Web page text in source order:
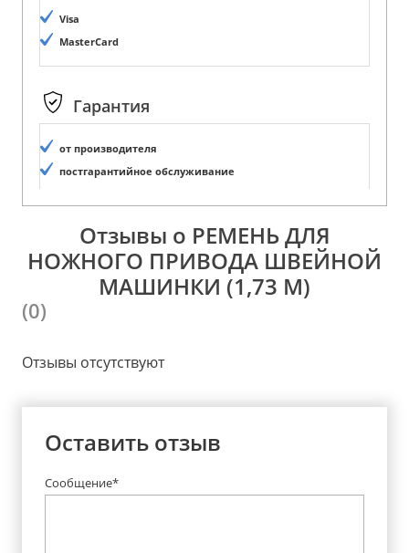
Visa
MasterCard
Гарантия
от производителя
постгарантийное обслуживание
Отзывы о РЕМЕНЬ ДЛЯ
НОЖНОГО ПРИВОДА ШВЕЙНОЙ
МАШИНКИ (1,73 М)
(0)
Отзывы отсутствуют
Оставить отзыв
Сообщение*